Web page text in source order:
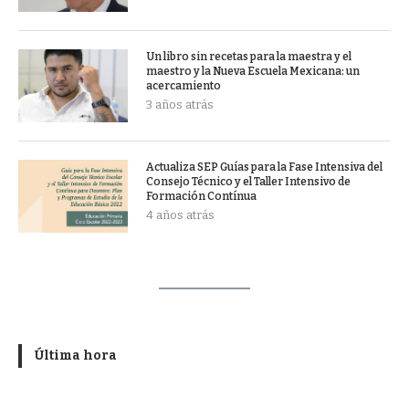
Un libro sin recetas para la maestra y el
maestro y la Nueva Escuela Mexicana: un
acercamiento
3 años atrás
Actualiza SEP Guías para la Fase Intensiva del
Consejo Técnico y el Taller Intensivo de
Formación Contínua
4 años atrás
Última hora